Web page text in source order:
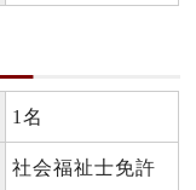
1名
社会福祉士免許